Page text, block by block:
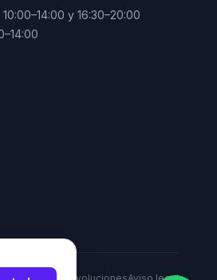
10:00–14:00 y 16:30–20:00